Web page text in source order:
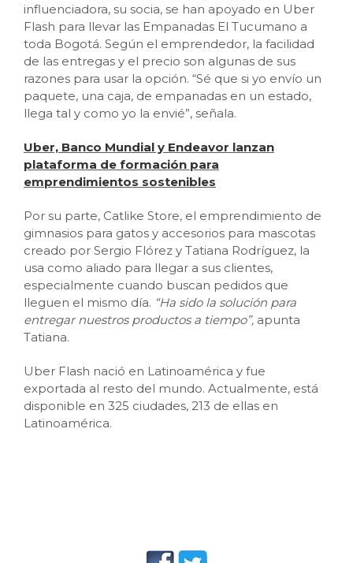
influenciadora, su socia, se han apoyado en Uber
Flash para llevar las Empanadas El Tucumano a
toda Bogotá. Según el emprendedor, la facilidad
de las entregas y el precio son algunas de sus
razones para usar la opción. “Sé que si yo envío un
paquete, una caja, de empanadas en un estado,
llega tal y como yo la envié”, señala.
Uber, Banco Mundial y Endeavor lanzan
plataforma de formación para
emprendimientos sostenibles
Por su parte, Catlike Store, el emprendimiento de
gimnasios para gatos y accesorios para mascotas
creado por Sergio Flórez y Tatiana Rodríguez, la
usa como aliado para llegar a sus clientes,
especialmente cuando buscan pedidos que
lleguen el mismo día. “Ha sido la solución para
entregar nuestros productos a tiempo”, apunta
Tatiana.
Uber Flash nació en Latinoamérica y fue
exportada al resto del mundo. Actualmente, está
disponible en 325 ciudades, 213 de ellas en
Latinoamérica.